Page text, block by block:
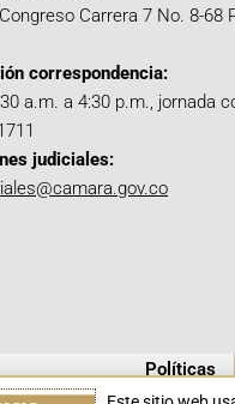
Carrera 7 No. 8-68
correspondencia:
a.m. a 4:30 p.m., jornada
judiciales:
Políticas